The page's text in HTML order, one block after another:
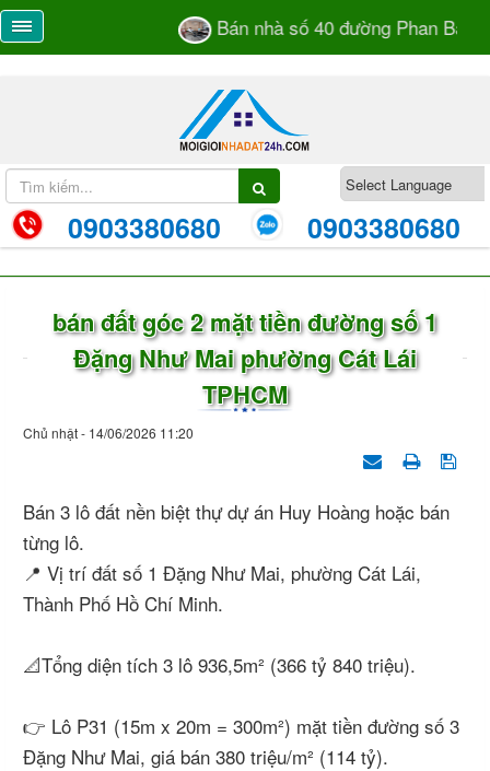
Bán nhà số 40 đường Phan Bá
0903380680 0903380680
bán đất góc 2 mặt tiền đường số 1
Đặng Như Mai phường Cát Lái
TPHCM
Chủ nhật - 14/06/2026 11:20
Bán 3 lô đất nền biệt thự dự án Huy Hoàng hoặc bán
từng lô.
📍 Vị trí đất số 1 Đặng Như Mai, phường Cát Lái,
Thành Phố Hồ Chí Minh.
📐Tổng diện tích 3 lô 936,5m² (366 tỷ 840 triệu).
👉 Lô P31 (15m x 20m = 300m²) mặt tiền đường số 3
Đặng Như Mai, giá bán 380 triệu/m² (114 tỷ).